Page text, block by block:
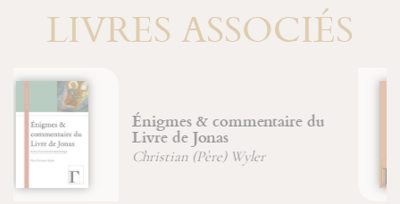
LIVRES ASSOCIÉS
Edith Stein, dans les
profondeurs de l'âme
Amata Neyer